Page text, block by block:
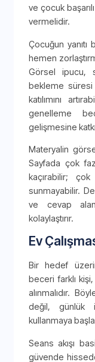
ve çocuk
vermelidir.
Çocuğun yanıtı
hemen
Görsel ipucu,
bekleme
katılımını
genelleme
gelişmesine
Materyalin
Sayfada çok
kaçırabilir;
sunmayabilir.
ve cevap
kolaylaştırır.
Ev
Bir hedef
beceri farklı
alınmalıdır.
değil, günlük
kullanmaya
Seans akışı
güvende